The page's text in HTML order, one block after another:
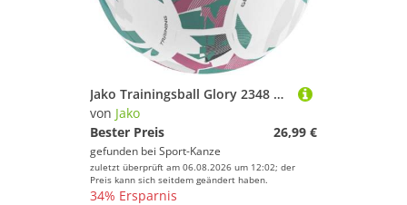
Jako Trainingsball Glory 2348 wei?/rose/cool gray - Gr. 5
von Jako
Bester Preis
26,99 €
gefunden bei Sport-Kanze
zuletzt überprüft am 06.08.2026 um 12:02; der
Preis kann sich seitdem geändert haben.
34% Ersparnis